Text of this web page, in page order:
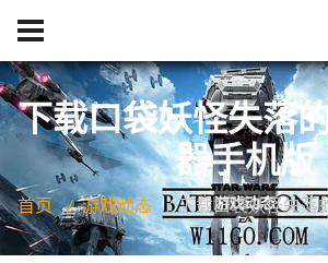
下载口袋妖怪失落
器手机版
首页 游戏动态 下载口袋妖怪失落